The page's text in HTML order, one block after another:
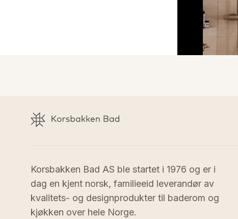
Korsbakken Bad AS ble startet i 1976 og er i
dag en kjent norsk, familieeid leverandør av
kvalitets- og designprodukter til baderom og
kjøkken over hele Norge.